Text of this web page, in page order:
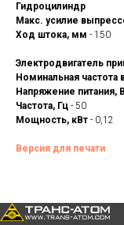
Гидроцилиндр
Макс. усилие
Ход штока, мм - 150
Электродвигатель
Номинальная
Напряжение питания, В
Частота, Гц - 50
Мощность, кВт - 0,12
Версия для печати